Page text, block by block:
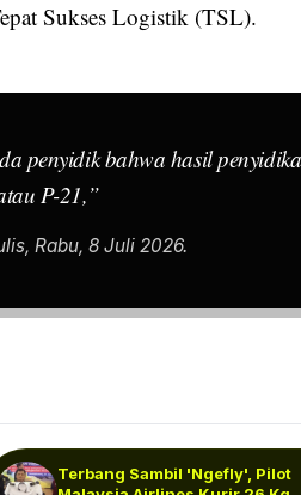
Sukses Logistik (TSL).
penyidik bahwa hasil
P-21,”
Rabu, 8 Juli 2026.
Terbang Sambil 'Ngefly', Pilot